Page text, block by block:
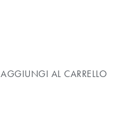
AGGIUNGI AL CARRELLO